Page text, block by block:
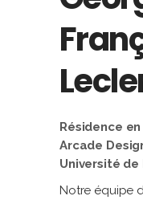
Résidence
Arcade
Université
Notre équipe